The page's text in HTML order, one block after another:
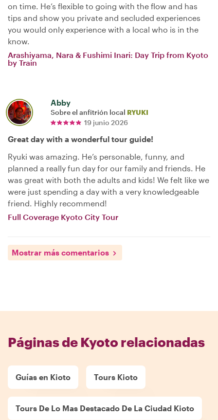
on time. He’s flexible to going with the flow and has
tips and show you private and secluded experiences
you would only experience with a local who is in the
know.
Arashiyama, Nara & Fushimi Inari: Day Trip from Kyoto
by Train
Abby
Sobre el anfitrión local RYUKI
19 junio 2026
Great day with a wonderful tour guide!
Ryuki was amazing. He’s personable, funny, and
planned a really fun day for our family and friends. He
was great with both the adults and kids! We felt like we
were just spending a day with a very knowledgeable
friend. Highly recommend!
Full Coverage Kyoto City Tour
Mostrar más comentarios
Páginas de Kyoto relacionadas
Guías en Kioto Tours Kioto
Tours De Lo Mas Destacado De La Ciudad Kioto